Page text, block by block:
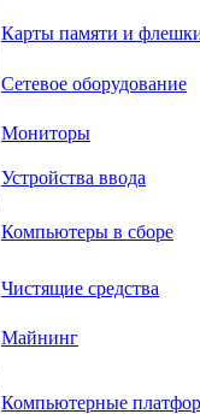
Карты памяти и
Сетевое оборудование
Мониторы
Устройства ввода
Компьютеры в сборе
Чистящие средства
Майнинг
Компьютерные